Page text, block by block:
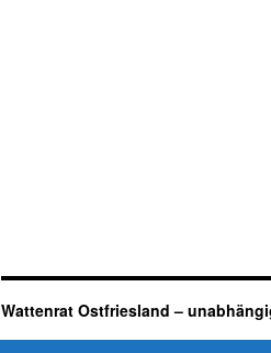
Wattenrat Ostfriesland –